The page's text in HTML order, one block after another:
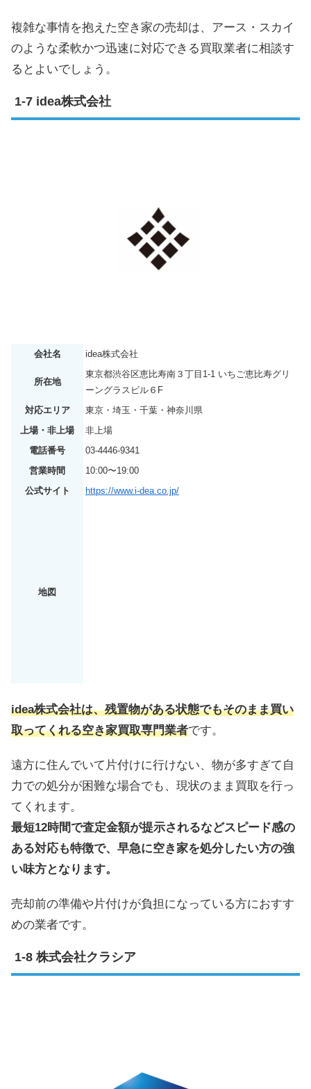
複雑な事情を抱えた空き家の売却は、アース・スカイ
のような柔軟かつ迅速に対応できる買取業者に相談す
るとよいでしょう。
idea株式会社
会社名 idea株式会社
所在地
東京都渋谷区恵比寿南３丁目1-1 いちご恵比寿グリ
ーングラスビル６F
対応エリア
東京・埼玉・千葉・神奈川県
上場・非上場
非上場
電話番号
03-4446-9341
営業時間
10:00〜19:00
公式サイト
https://www.i-dea.co.jp/
地図
idea株式会社は、残置物がある状態でもそのまま買い
取ってくれる空き家買取専門業者です。
遠方に住んでいて片付けに行けない、物が多すぎて自
力での処分が困難な場合でも、現状のまま買取を行っ
てくれます。
最短12時間で査定金額が提示されるなどスピード感の
ある対応も特徴で、早急に空き家を処分したい方の強
い味方となります。
売却前の準備や片付けが負担になっている方におすす
めの業者です。
株式会社クラシア